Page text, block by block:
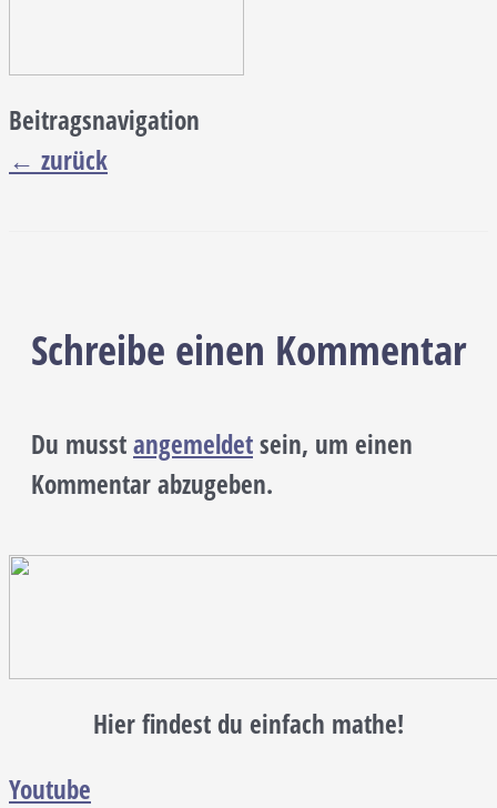
Beitragsnavigation
← zurück
Schreibe einen Kommentar
Du musstangemeldetsein, um einen
Kommentar abzugeben.
Hier findest du einfach mathe!
Youtube